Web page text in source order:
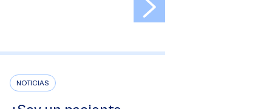
NOTICIAS